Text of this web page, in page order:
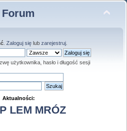
Forum
. Zaloguj sięlub zarejestruj.
użytkownika, hasło i długość sesji
Aktualności:
LEM MRÓZ